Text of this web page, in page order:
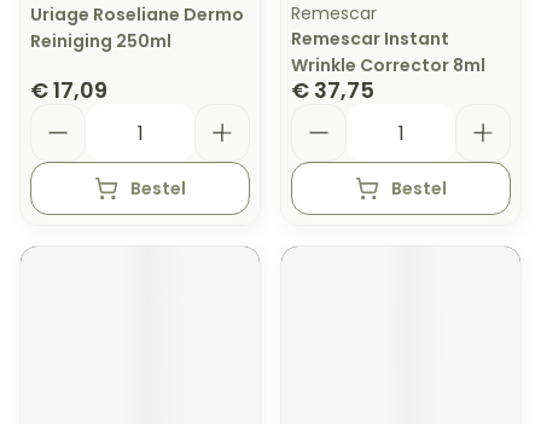
Uriage Roseliane Dermo
Reiniging 250ml
€ 17,09
Bestel
Remescar
Remescar Instant
Wrinkle Corrector 8ml
€ 37,75
Bestel